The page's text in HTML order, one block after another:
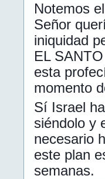
Notemos
Señor
iniquidad
EL
esta
momento
Sí Israel
siéndolo y
necesario
este plan
semanas.